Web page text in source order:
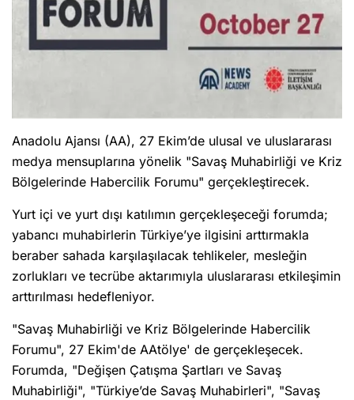
Anadolu Ajansı (AA), 27 Ekim’de ulusal ve uluslararası
medya mensuplarına yönelik "Savaş Muhabirliği ve Kriz
Bölgelerinde Habercilik Forumu" gerçekleştirecek.
Yurt içi ve yurt dışı katılımın gerçekleşeceği forumda;
yabancı muhabirlerin Türkiye’ye ilgisini arttırmakla
beraber sahada karşılaşılacak tehlikeler, mesleğin
zorlukları ve tecrübe aktarımıyla uluslararası etkileşimin
arttırılması hedefleniyor.
"Savaş Muhabirliği ve Kriz Bölgelerinde Habercilik
Forumu", 27 Ekim'de AAtölye' de gerçekleşecek.
Forumda, "Değişen Çatışma Şartları ve Savaş
Muhabirliği", "Türkiye’de Savaş Muhabirleri", "Savaş